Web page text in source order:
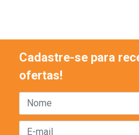
Cadastre-se para
ofertas!